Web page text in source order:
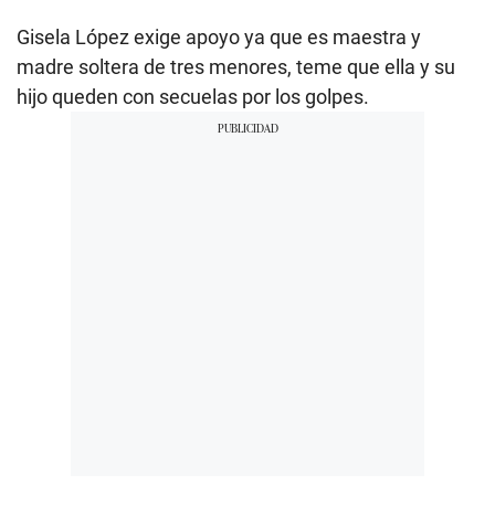
Gisela López exige apoyo ya que es maestra y
madre soltera de tres menores, teme que ella y su
hijo queden con secuelas por los golpes.